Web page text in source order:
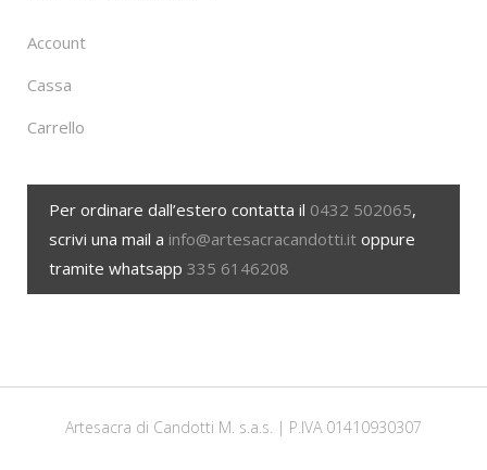
Account
Cassa
Carrello
Per ordinare dall’estero contatta il 0432 502065,
scrivi una mail a info@artesacracandotti.it oppure
tramite whatsapp 335 6146208
Artesacra di Candotti M. s.a.s. | P.IVA 01410930307